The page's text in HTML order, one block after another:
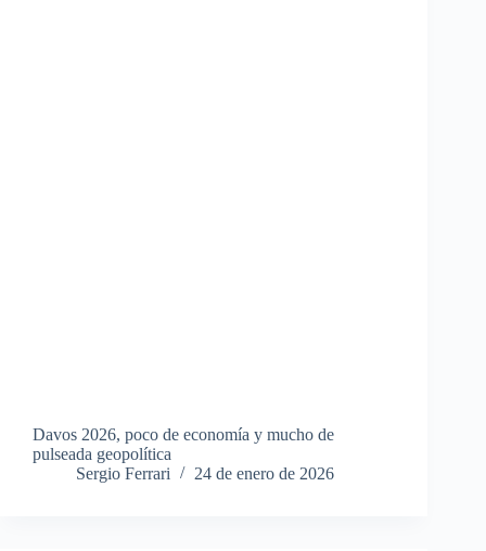
Davos 2026, poco de economía y mucho de
pulseada geopolítica
Sergio Ferrari
24 de enero de 2026